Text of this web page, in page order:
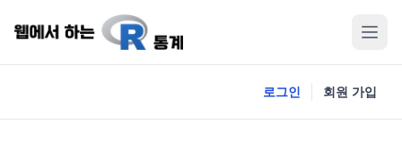
로그인 회원 가입